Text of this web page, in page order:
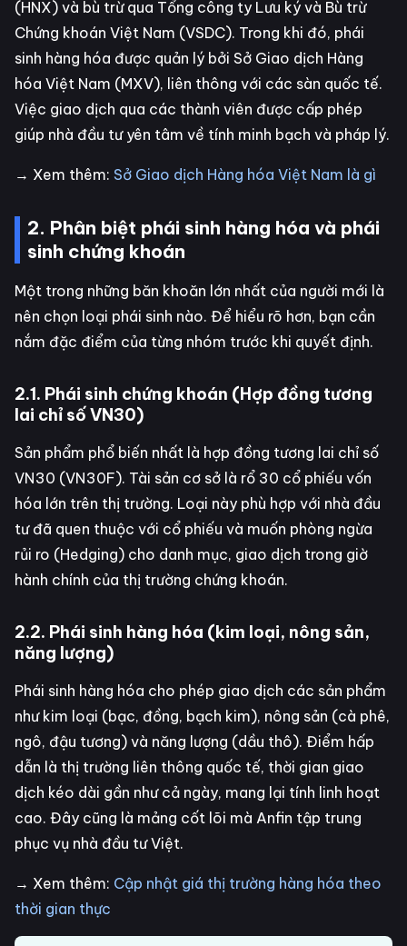
(HNX) và bù trừ qua Tổng công ty Lưu ký và Bù trừ
Chứng khoán Việt Nam (VSDC). Trong khi đó, phái
sinh hàng hóa được quản lý bởi Sở Giao dịch Hàng
hóa Việt Nam (MXV), liên thông với các sàn quốc tế.
Việc giao dịch qua các thành viên được cấp phép
giúp nhà đầu tư yên tâm về tính minh bạch và pháp lý.
→ Xem thêm: Sở Giao dịch Hàng hóa Việt Nam là gì
2. Phân biệt phái sinh hàng hóa và phái
sinh chứng khoán
Một trong những băn khoăn lớn nhất của người mới là
nên chọn loại phái sinh nào. Để hiểu rõ hơn, bạn cần
nắm đặc điểm của từng nhóm trước khi quyết định.
2.1. Phái sinh chứng khoán (Hợp đồng tương
lai chỉ số VN30)
Sản phẩm phổ biến nhất là hợp đồng tương lai chỉ số
VN30 (VN30F). Tài sản cơ sở là rổ 30 cổ phiếu vốn
hóa lớn trên thị trường. Loại này phù hợp với nhà đầu
tư đã quen thuộc với cổ phiếu và muốn phòng ngừa
rủi ro (Hedging) cho danh mục, giao dịch trong giờ
hành chính của thị trường chứng khoán.
2.2. Phái sinh hàng hóa (kim loại, nông sản,
năng lượng)
Phái sinh hàng hóa cho phép giao dịch các sản phẩm
như kim loại (bạc, đồng, bạch kim), nông sản (cà phê,
ngô, đậu tương) và năng lượng (dầu thô). Điểm hấp
dẫn là thị trường liên thông quốc tế, thời gian giao
dịch kéo dài gần như cả ngày, mang lại tính linh hoạt
cao. Đây cũng là mảng cốt lõi mà Anfin tập trung
phục vụ nhà đầu tư Việt.
→ Xem thêm: Cập nhật giá thị trường hàng hóa theo
thời gian thực